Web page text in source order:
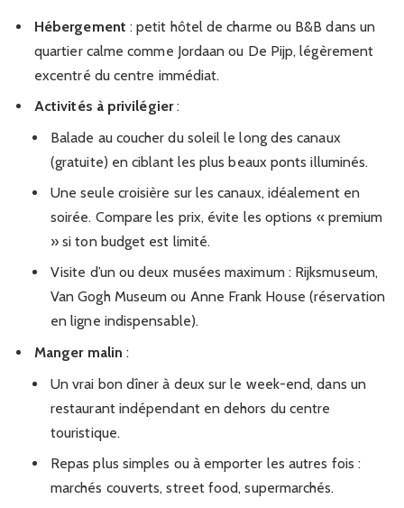
Hébergement : petit hôtel de charme ou B&B dans un
quartier calme comme Jordaan ou De Pijp, légèrement
excentré du centre immédiat.
Activités à privilégier:
Balade au coucher du soleil le long des canaux
(gratuite) en ciblant les plus beaux ponts illuminés.
Une seule croisière sur les canaux, idéalement en
soirée. Compare les prix, évite les options « premium
» si ton budget est limité.
Visite d’un ou deux musées maximum : Rijksmuseum,
Van Gogh Museum ou Anne Frank House (réservation
en ligne indispensable).
Manger malin :
Un vrai bon dîner à deux sur le week-end, dans un
restaurant indépendant en dehors du centre
touristique.
Repas plus simples ou à emporter les autres fois :
marchés couverts, street food, supermarchés.